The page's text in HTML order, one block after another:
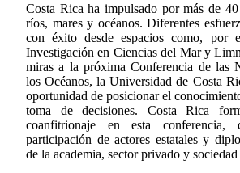
Costa Rica ha impulsado por más de
ríos, mares y océanos. Diferentes
con éxito desde espacios como, por
Investigación en Ciencias del Mar y
miras a la próxima Conferencia de las
los Océanos, la Universidad de Costa
oportunidad de posicionar el
toma de decisiones. Costa Rica
coanfitrionaje en esta
participación de actores estatales y
de la academia, sector privado y